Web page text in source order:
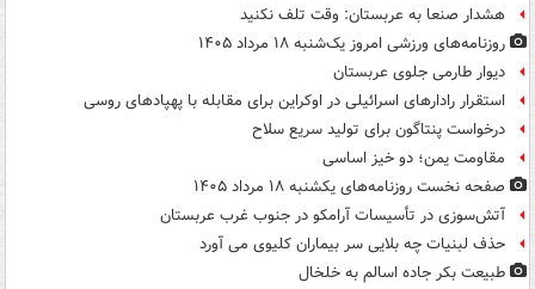
هشدار صنعا به عربستان: وقت تلف نکنید
روزنامه‌های ورزشی امروز یک‌شنبه ۱۸ مرداد ۱۴۰۵
دیوار طارمی جلوی عربستان
استقرار رادارهای اسرائیلی در اوکراین برای مقابله با پهپادهای روسی
درخواست پنتاگون برای تولید سریع سلاح
مقاومت یمن؛ دو خیز اساسی
صفحه نخست روزنامه‌های یکشنبه ۱۸ مرداد ۱۴۰۵
آتش‌سوزی در تأسیسات آرامکو در جنوب غرب عربستان
حذف لبنیات چه بلایی سر بیماران کلیوی می آورد
طبیعت بکر جاده اسالم به خلخال